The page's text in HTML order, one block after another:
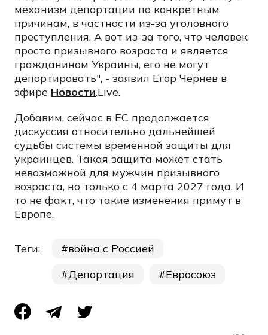
механизм депортации по конкретным
причинам, в частности из-за уголовного
преступления. А вот из-за того, что человек
просто призывного возраста и является
гражданином Украины, его не могут
депортировать", - заявил Егор Чернев в
эфире Новости.Live.
Добавим, сейчас в ЕС продолжается
дискуссия относительно дальнейшей
судьбы системы временной защиты для
украинцев. Такая защита может стать
невозможной для мужчин призывного
возраста, но только с 4 марта 2027 года. И
то не факт, что такие изменения примут в
Европе.
Теги:
война с Россией
Депортация
Евросоюз